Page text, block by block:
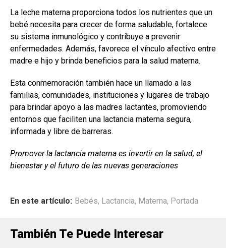
La leche materna proporciona todos los nutrientes que un
bebé necesita para crecer de forma saludable, fortalece
su sistema inmunológico y contribuye a prevenir
enfermedades. Además, favorece el vínculo afectivo entre
madre e hijo y brinda beneficios para la salud materna.
Esta conmemoración también hace un llamado a las
familias, comunidades, instituciones y lugares de trabajo
para brindar apoyo a las madres lactantes, promoviendo
entornos que faciliten una lactancia materna segura,
informada y libre de barreras.
Promover la lactancia materna es invertir en la salud, el
bienestar y el futuro de las nuevas generaciones
En este artículo: Bebés, Lactancia, Materna, Portada
También Te Puede Interesar